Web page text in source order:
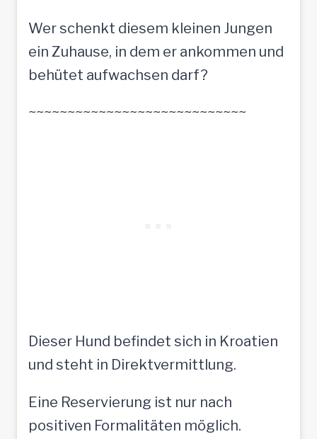
Wer schenkt diesem kleinen Jungen
ein Zuhause, in dem er ankommen und
behütet aufwachsen darf?
~~~~~~~~~~~~~~~~~~~~~~~~~~~~
Dieser Hund befindet sich in Kroatien
und steht in Direktvermittlung.
Eine Reservierung ist nur nach
positiven Formalitäten möglich.